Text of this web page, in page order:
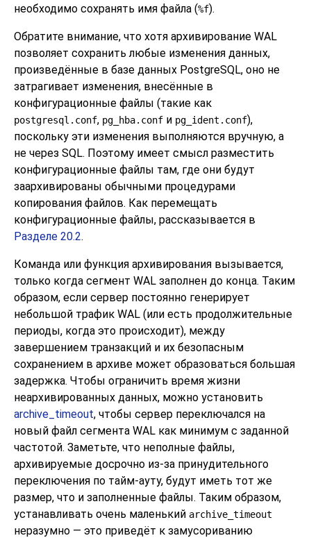
необходимо сохранять имя файла (%f).
Обратите внимание, что хотя архивирование WAL
позволяет сохранить любые изменения данных,
произведённые в базе данных PostgreSQL, оно не
затрагивает изменения, внесённые в
конфигурационные файлы (такие как
postgresql.conf, pg_hba.conf и pg_ident.conf),
поскольку эти изменения выполняются вручную, а
не через SQL. Поэтому имеет смысл разместить
конфигурационные файлы там, где они будут
заархивированы обычными процедурами
копирования файлов. Как перемещать
конфигурационные файлы, рассказывается в
Разделе 20.2.
Команда или функция архивирования вызывается,
только когда сегмент WAL заполнен до конца. Таким
образом, если сервер постоянно генерирует
небольшой трафик WAL (или есть продолжительные
периоды, когда это происходит), между
завершением транзакций и их безопасным
сохранением в архиве может образоваться большая
задержка. Чтобы ограничить время жизни
неархивированных данных, можно установить
archive_timeout, чтобы сервер переключался на
новый файл сегмента WAL как минимум с заданной
частотой. Заметьте, что неполные файлы,
архивируемые досрочно из-за принудительного
переключения по тайм-ауту, будут иметь тот же
размер, что и заполненные файлы. Таким образом,
устанавливать очень маленький archive_timeout
неразумно — это приведёт к замусориванию